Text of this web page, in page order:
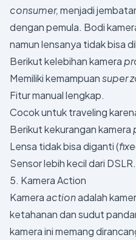
consumer, menjadi
dengan pemula. Bodi
namun lensanya tidak bisa
Berikut kelebihan kamera
Memiliki kemampuansuper
Fitur manual lengkap.
Cocok untuk traveling
Berikut kekurangan kamera
Lensa tidak bisa diganti (
Sensor lebih kecil dari DSLR.
5. Kamera Action
Kameraactionadalah
ketahanan dan sudut
kamera ini memang